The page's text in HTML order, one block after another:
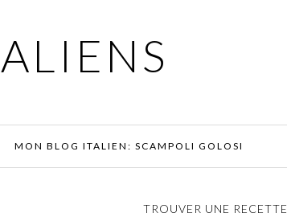
MON BLOG ITALIEN: SCAMPOLI GOLOSI
TROUVER UNE RECETTE